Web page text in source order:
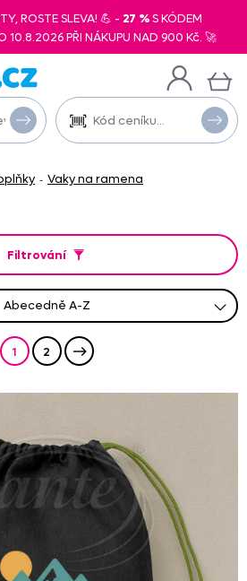
ROSTE SLEVA! 💪 - 27 %S KÓDEM
10.8.2026 PŘI NÁKUPU NAD 900 Kč. 🚀
- Vaky na ramena
abecedně A-Z
Filtrování
1 2